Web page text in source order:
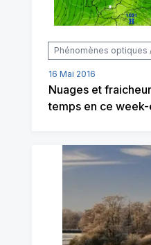
Phénomènes optiques
16 Mai 2016
Nuages et
temps en ce